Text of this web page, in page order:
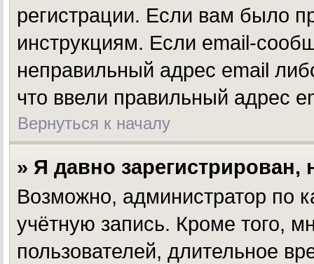
регистрации. Если вам было
инструкциям. Если email-
неправильный адрес email
что ввели правильный адрес
Вернуться к началу
» Я давно
Возможно, администратор по
учётную запись. Кроме того,
пользователей, длительное